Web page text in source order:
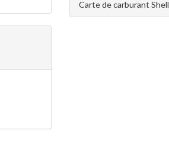
Carte de carburant Shell